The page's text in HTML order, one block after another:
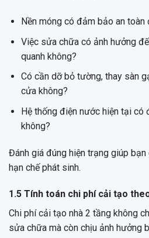
Nền móng có đảm bảo an toàn
Việc sửa chữa có ảnh hưởng
quanh không?
Có cần dỡ bỏ tường, thay sàn
cửa không?
Hệ thống điện nước hiện tại có
không?
Đánh giá đúng hiện trạng giúp
hạn chế phát sinh.
1.5 Tính toán chi phí cải tạo
Chi phí cải tạo nhà 2 tầng không
sửa chữa mà còn chịu ảnh hưởng